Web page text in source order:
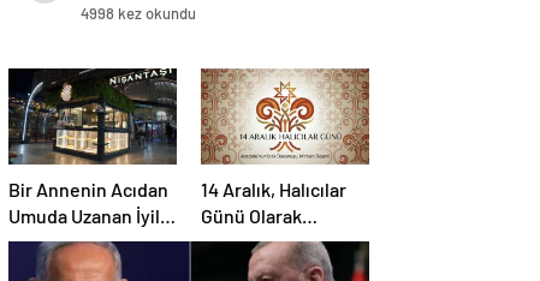
4998 kez okundu
Bir Annenin Acıdan
Umuda Uzanan İyilik
Yolculuğu
14 Aralık, Halıcılar
Günü Olarak
Sektöre
Kazandırılıyor